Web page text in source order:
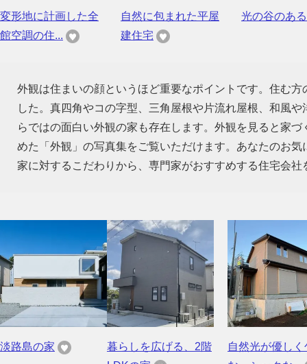
変形地に計画した全
館空調の住...
自然に包まれた平屋
建住宅
光の谷のあ
外観は住まいの顔というほど重要なポイントです。住む
した。真四角やコの字型、三角屋根や片流れ屋根、和風
らではの面白い外観の家も存在します。外観を見ると家
めた「外観」の写真集をご覧いただけます。あなたのお
家に対するこだわりから、専門家がおすすめする住宅会社
淡路島の家
暮らしを広げる、2階
自然光が優しく